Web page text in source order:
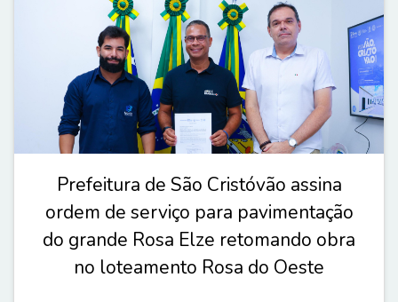
Prefeitura de São Cristóvão assina
ordem de serviço para pavimentação
do grande Rosa Elze retomando obra
no loteamento Rosa do Oeste